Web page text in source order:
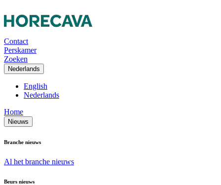
Contact
Perskamer
Zoeken
Nederlands
English
Nederlands
Home
Nieuws
Branche nieuws
Al het branche nieuws
Beurs nieuws